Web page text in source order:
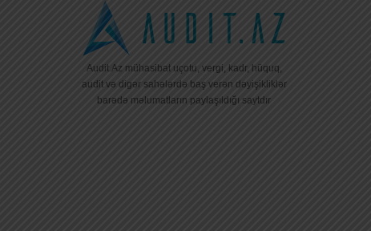
Audit.Az mühasibat uçotu, vergi, kadr, hüquq,
audit və digər sahələrdə baş verən dəyişikliklər
barədə məlumatların paylaşıldığı saytdır